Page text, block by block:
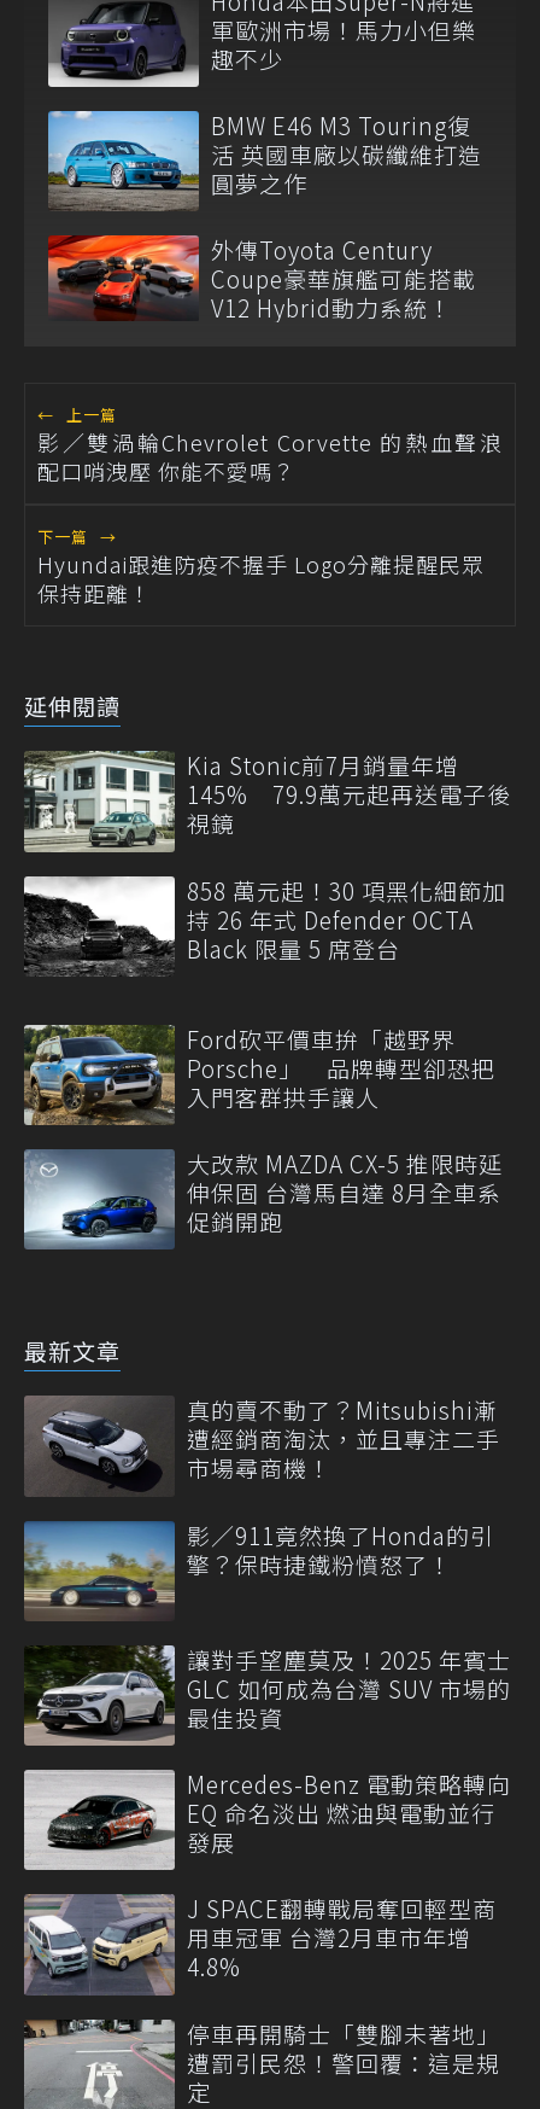
軍歐洲市場！馬力小但樂
趣不少
BMW E46 M3 Touring復
活 英國車廠以碳纖維打造
圓夢之作
外傳Toyota Century
Coupe豪華旗艦可能搭載
V12 Hybrid動力系統！
← 上一篇
影／雙渦輪Chevrolet Corvette 的熱血聲浪
配口哨洩壓 你能不愛嗎？
下一篇 →
Hyundai跟進防疫不握手 Logo分離提醒民眾
保持距離！
延伸閱讀
Kia Stonic前7月銷量年增
145% 79.9萬元起再送電子後
視鏡
858 萬元起！30 項黑化細節加
持 26 年式 Defender OCTA
Black 限量 5 席登台
Ford砍平價車拚「越野界
Porsche」 品牌轉型卻恐把
入門客群拱手讓人
大改款 MAZDA CX-5 推限時延
伸保固 台灣馬自達 8月全車系
促銷開跑
最新文章
真的賣不動了？Mitsubishi漸
遭經銷商淘汰，並且專注二手
市場尋商機！
影／911竟然換了Honda的引
擎？保時捷鐵粉憤怒了！
讓對手望塵莫及！2025 年賓士
GLC 如何成為台灣 SUV 市場的
最佳投資
Mercedes-Benz 電動策略轉向
EQ 命名淡出 燃油與電動並行
發展
J SPACE翻轉戰局奪回輕型商
用車冠軍 台灣2月車市年增
4.8%
停車再開騎士「雙腳未著地」
遭罰引民怨！警回覆：這是規
定